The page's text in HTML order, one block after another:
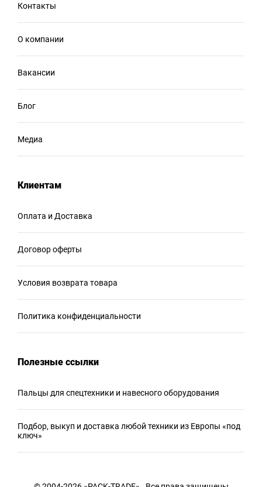
Контакты
О компании
Вакансии
Блог
Медиа
Клиентам
Оплата и Доставка
Договор оферты
Условия возврата товара
Политика конфиденциальности
Полезные ссылки
Пальцы для спецтехники и навесного оборудования
Подбор, выкуп и доставка любой техники из Европы «под
ключ»